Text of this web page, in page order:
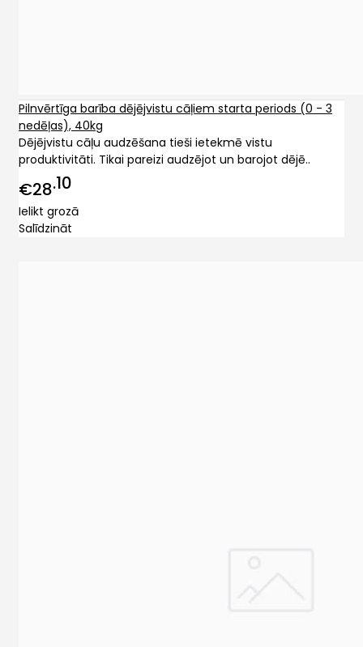
Pilnvērtīga barība dējējvistu cāļiem starta periods (0 - 3
nedēļas), 40kg
Dējējvistu cāļu audzēšana tieši ietekmē vistu
produktivitāti. Tikai pareizi audzējot un barojot dējē..
€28 10
Ielikt grozā
Salīdzināt